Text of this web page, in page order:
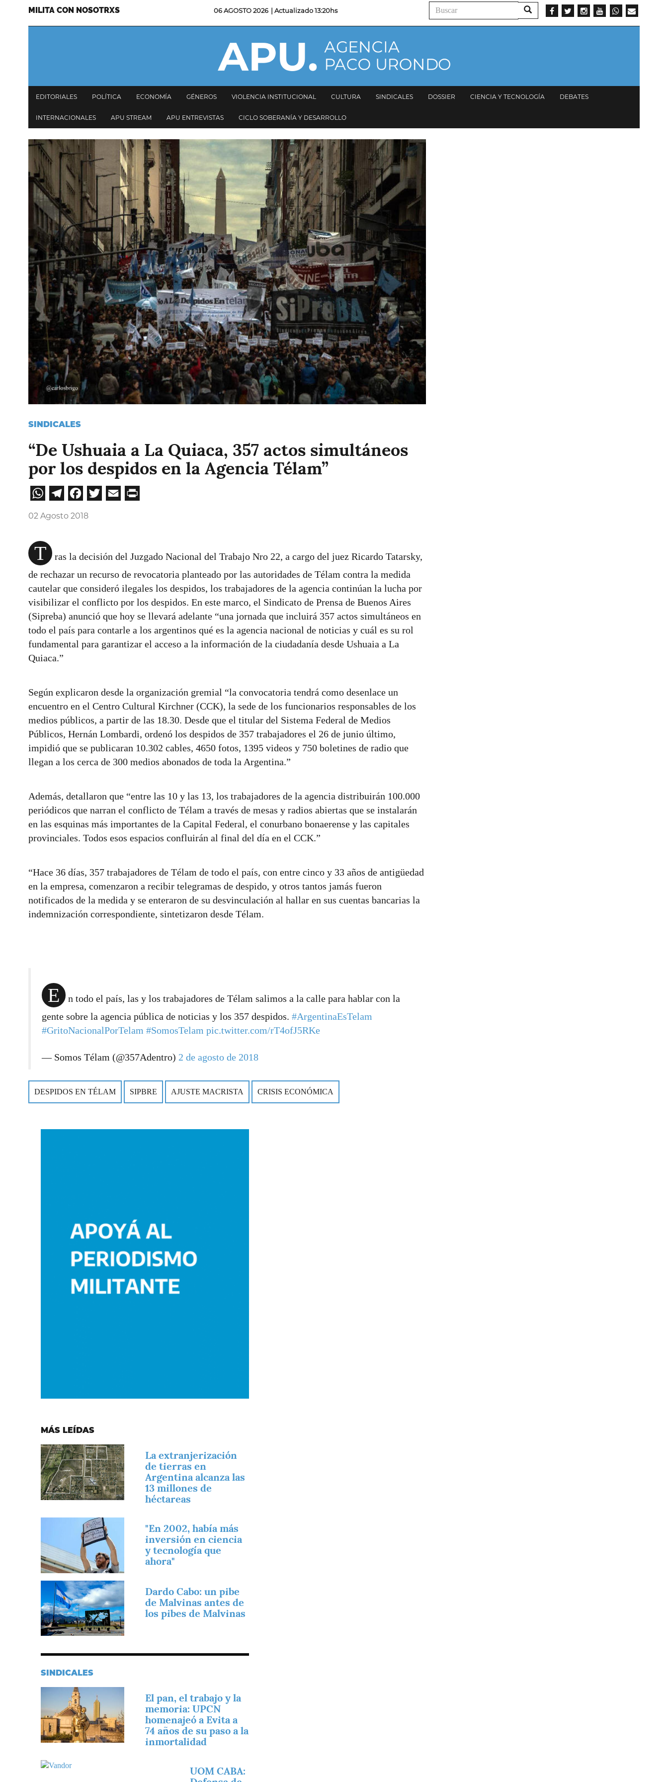
Menu
MILITA CON NOSOTRXS 06 AGOSTO 2026 | Actualizado13:20hs Buscar Buscar
Navegación
principal
EDITORIALES POLÍTICA ECONOMÍA GÉNEROS VIOLENCIA INSTITUCIONAL CULTURA SINDICALES DOSSIER CIENCIA Y TECNOLOGÍA DEBATES
INTERNACIONALES APU STREAM APU ENTREVISTAS CICLO SOBERANÍA Y DESARROLLO
Imagen
SINDICALES
“De Ushuaia a La Quiaca, 357 actos simultáneos
por los despidos en la Agencia Télam”
WhatsApp
Telegram
Facebook
Twitter
Email
02 Agosto 2018
T
ras la decisión del Juzgado Nacional del Trabajo Nro 22, a cargo del juez Ricardo Tatarsky,
de rechazar un recurso de revocatoria planteado por las autoridades de Télam contra la medida
cautelar que consideró ilegales los despidos, los trabajadores de la agencia continúan la lucha por
visibilizar el conflicto por los despidos. En este marco, el Sindicato de Prensa de Buenos Aires
(Sipreba) anunció que hoy se llevará adelante “una jornada que incluirá 357 actos simultáneos en
todo el país para contarle a los argentinos qué es la agencia nacional de noticias y cuál es su rol
fundamental para garantizar el acceso a la información de la ciudadanía desde Ushuaia a La
Quiaca.”
Según explicaron desde la organización gremial “la convocatoria tendrá como desenlace un
encuentro en el Centro Cultural Kirchner (CCK), la sede de los funcionarios responsables de los
medios públicos, a partir de las 18.30. Desde que el titular del Sistema Federal de Medios
Públicos, Hernán Lombardi, ordenó los despidos de 357 trabajadores el 26 de junio último,
impidió que se publicaran 10.302 cables, 4650 fotos, 1395 videos y 750 boletines de radio que
llegan a los cerca de 300 medios abonados de toda la Argentina.”
Además, detallaron que “entre las 10 y las 13, los trabajadores de la agencia distribuirán 100.000
periódicos que narran el conflicto de Télam a través de mesas y radios abiertas que se instalarán
en las esquinas más importantes de la Capital Federal, el conurbano bonaerense y las capitales
provinciales. Todos esos espacios confluirán al final del día en el CCK.”
“Hace 36 días, 357 trabajadores de Télam de todo el país, con entre cinco y 33 años de antigüedad
en la empresa, comenzaron a recibir telegramas de despido, y otros tantos jamás fueron
notificados de la medida y se enteraron de su desvinculación al hallar en sus cuentas bancarias la
indemnización correspondiente, sintetizaron desde Télam.
E
n todo el país, las y los trabajadores de Télam salimos a la calle para hablar con la
gente sobre la agencia pública de noticias y los 357 despidos. #ArgentinaEsTelam
#GritoNacionalPorTelam #SomosTelam pic.twitter.com/rT4ofJ5RKe
— Somos Télam (@357Adentro) 2 de agosto de 2018
DESPIDOS EN TÉLAM SIPBRE AJUSTE MACRISTA CRISIS ECONÓMICA
MÁS LEÍDAS
Imagen
La extranjerización
de tierras en
Argentina alcanza las
13 millones de
héctareas
"En 2002, había más
inversión en ciencia
y tecnología que
ahora"
Imagen
Dardo Cabo: un pibe
de Malvinas antes de
los pibes de Malvinas
SINDICALES
El pan, el trabajo y la
memoria: UPCN
homenajeó a Evita a
74 años de su paso a la
inmortalidad
Imagen
UOM CABA: